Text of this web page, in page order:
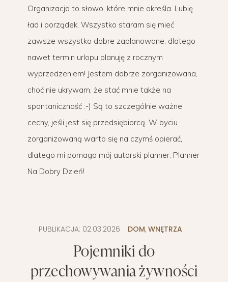
Organizacja to słowo, które mnie określa. Lubię
ład i porządek. Wszystko staram się mieć
zawsze wszystko dobre zaplanowane, dlatego
nawet termin urlopu planuję z rocznym
wyprzedzeniem! Jestem dobrze zorganizowana,
choć nie ukrywam, że stać mnie także na
spontaniczność :-) Są to szczególnie ważne
cechy, jeśli jest się przedsiębiorcą. W byciu
zorganizowaną warto się na czymś opierać,
dlatego mi pomaga mój autorski planner: Planner
Na Dobry Dzień!
PUBLIKACJA: 02.03.2026 DOM, WNĘTRZA
Pojemniki do
przechowywania żywności